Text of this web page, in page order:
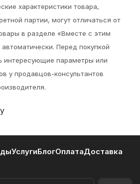
характеристики товара,
партии, могут отличаться от
в разделе «Вместе с этим
Перед покупкой
интересующие параметры или
у продавцов-консультантов
УслугиБлогОплатаДоставка